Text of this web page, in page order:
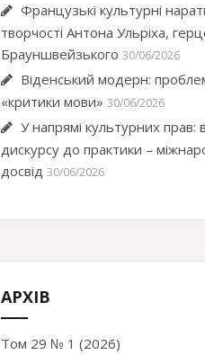
Французькі культурні
творчості Антона Ульріха,
Брауншвейзького 30/06/2026
Віденський модерн:
«критики мови» 30/06/2026
У напрямі культурних прав:
дискурсу до практики –
досвід 30/06/2026
АРХІВ
Том 29 № 1 (2026)